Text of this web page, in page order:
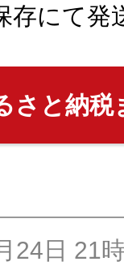
存にて発
さと納税
24日 21